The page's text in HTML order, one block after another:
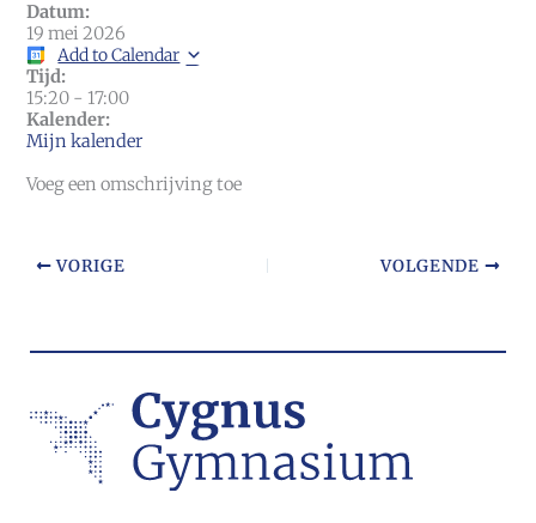
Datum:
19 mei 2026
Add to Calendar
Tijd:
15:20 - 17:00
Kalender:
Mijn kalender
Voeg een omschrijving toe
VORIGE VOLGENDE